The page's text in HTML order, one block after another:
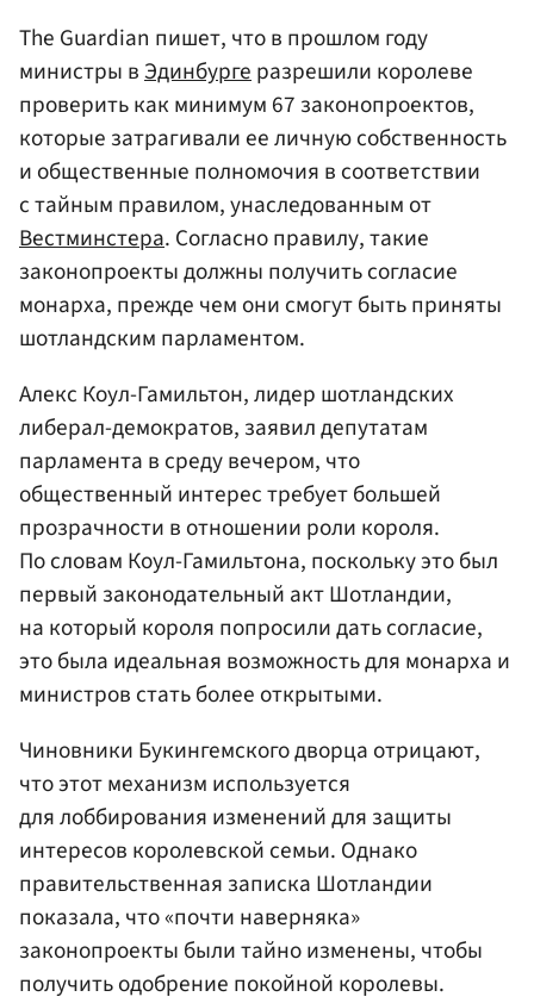
The Guardian пишет, что в прошлом году
министры вЭдинбургеразрешили королеве
проверить как минимум 67 законопроектов,
которые затрагивали ее личную собственность
и общественные полномочия в соответствии
с тайным правилом, унаследованным от
Вестминстера. Согласно правилу, такие
законопроекты должны получить согласие
монарха, прежде чем они смогут быть приняты
шотландским парламентом.
Алекс Коул-Гамильтон, лидер шотландских
либерал-демократов, заявил депутатам
парламента в среду вечером, что
общественный интерес требует большей
прозрачности в отношении роли короля.
По словам Коул-Гамильтона, поскольку это был
первый законодательный акт Шотландии,
на который короля попросили дать согласие,
это была идеальная возможность для монарха и
министров стать более открытыми.
Чиновники Букингемского дворца отрицают,
что этот механизм используется
для лоббирования изменений для защиты
интересов королевской семьи. Однако
правительственная записка Шотландии
показала, что «почти наверняка»
законопроекты были тайно изменены, чтобы
получить одобрение покойной королевы.